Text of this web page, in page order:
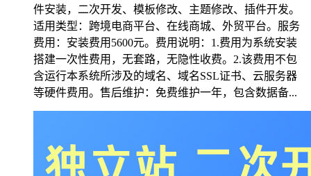
件安装，二次开发、模板修改、主题修改、插件开发。
适用类型：跨境电商平台、在线商城、外贸平台。服务
费用：安装费用5600元。费用说明：1.费用为系统安装
搭建一次性费用，无套路，无隐性收费。2.该费用不包
含运行本系统所涉及的域名、域名SSL证书、云服务器
等硬件费用。售后维护：免费维护一年，包含数据备...